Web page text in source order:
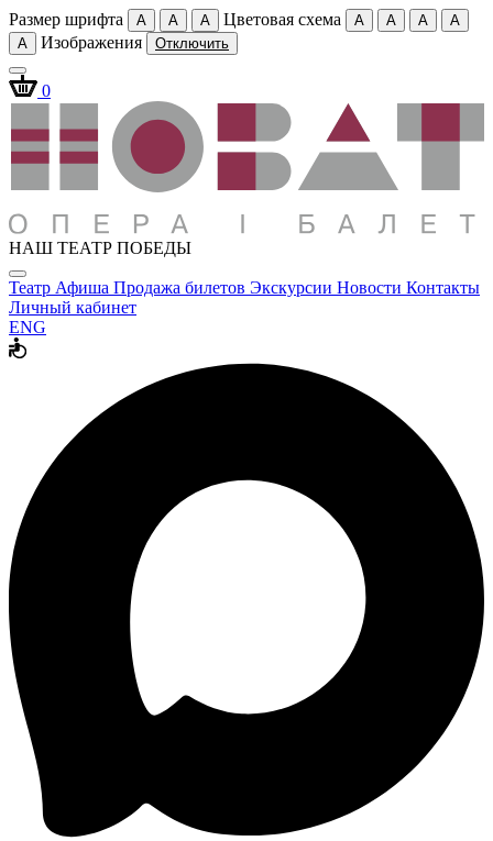
Размер шрифта A A A Цветовая схема A A A
A
A
Изображения Отключить
0
НАШ ТЕАТР ПОБЕДЫ
Театр Афиша Продажа билетов Экскурсии Новости Контакты
Личный кабинет
ENG